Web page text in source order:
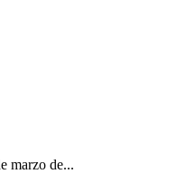
marzo de...